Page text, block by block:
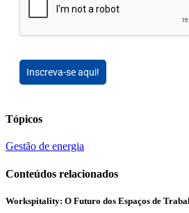
Inscreva-se aqui!
Tópicos
Gestão de energia
Conteúdos relacionados
Workspitality: O Futuro dos Espaços de